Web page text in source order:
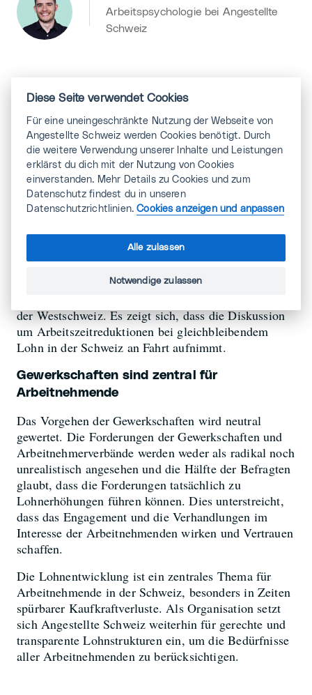
Arbeitspsychologie bei Angestellte
Schweiz
Arbeitszeitreduktion: Alternative zur
klassischen Lohnerhöhung
Rund die Hälfte der Befragten wünscht sich zwar
eine klassische Lohnerhöhung während aber ein
Viertel eine Reduktion der Arbeitszeit bei
gleichbleibendem Lohn bevorzugt. Ein Fünftel
favorisiert einen Mix der beiden Varianten.
Besonders Frauen, Besserverdienende und jüngere
Arbeitnehmende sind der Idee einer
Arbeitszeitreduktion bei gleichbleibendem Lohn
gegenüber wohlwollender eingestellt. Die Forderung
der Westschweiz. Es zeigt sich, dass die Diskussion
um Arbeitszeitreduktionen bei gleichbleibendem
Lohn in der Schweiz an Fahrt aufnimmt.
Gewerkschaften sind zentral für
Arbeitnehmende
Das Vorgehen der Gewerkschaften wird neutral
gewertet. Die Forderungen der Gewerkschaften und
Arbeitnehmerverbände werden weder als radikal noch
unrealistisch angesehen und die Hälfte der Befragten
glaubt, dass die Forderungen tatsächlich zu
Lohnerhöhungen führen können. Dies unterstreicht,
dass das Engagement und die Verhandlungen im
Interesse der Arbeitnehmenden wirken und Vertrauen
schaffen.
Die Lohnentwicklung ist ein zentrales Thema für
Arbeitnehmende in der Schweiz, besonders in Zeiten
spürbarer Kaufkraftverluste. Als Organisation setzt
sich Angestellte Schweiz weiterhin für gerechte und
transparente Lohnstrukturen ein, um die Bedürfnisse
aller Arbeitnehmenden zu berücksichtigen.
Diese Seite verwendet Cookies
Für eine uneingeschränkte Nutzung der Webseite von
Angestellte Schweiz werden Cookies benötigt. Durch
die weitere Verwendung unserer Inhalte und Leistungen
erklärst du dich mit der Nutzung von Cookies
einverstanden. Mehr Details zu Cookies und zum
Datenschutz findest du in unseren
Datenschutzrichtlinien.Cookies anzeigen und anpassen
Alle zulassen
Notwendige zulassen